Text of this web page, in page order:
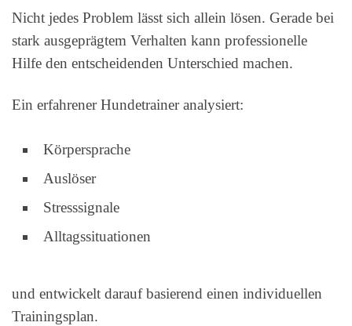
Nicht jedes Problem lässt sich allein lösen. Gerade bei
stark ausgeprägtem Verhalten kann professionelle
Hilfe den entscheidenden Unterschied machen.
Ein erfahrener Hundetrainer analysiert:
Körpersprache
Auslöser
Stresssignale
Alltagssituationen
und entwickelt darauf basierend einen individuellen
Trainingsplan.